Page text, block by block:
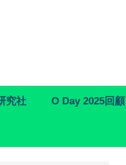
究社 O Day 2025回顧